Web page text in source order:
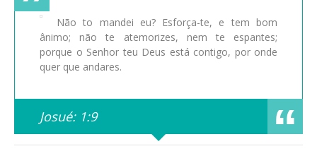
Não to mandei eu? Esforça-te, e tem bom
ânimo; não te atemorizes, nem te espantes;
porque o Senhor teu Deus está contigo, por onde
quer que andares.
Josué: 1:9